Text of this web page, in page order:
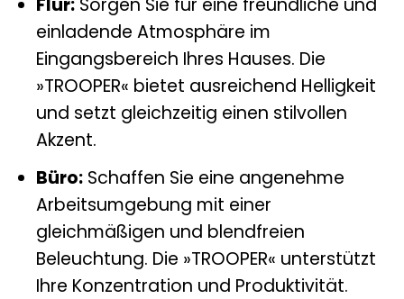
Flur:Sorgen Sie für eine freundliche und
einladende Atmosphäre im
Eingangsbereich Ihres Hauses. Die
»TROOPER« bietet ausreichend Helligkeit
und setzt gleichzeitig einen stilvollen
Akzent.
Büro:Schaffen Sie eine angenehme
Arbeitsumgebung mit einer
gleichmäßigen und blendfreien
Beleuchtung. Die »TROOPER« unterstützt
Ihre Konzentration und Produktivität.